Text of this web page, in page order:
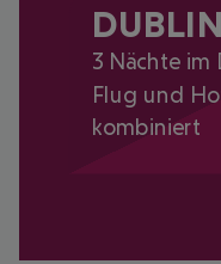
DUBLIN
3 Nächte im
Flug und
kombiniert